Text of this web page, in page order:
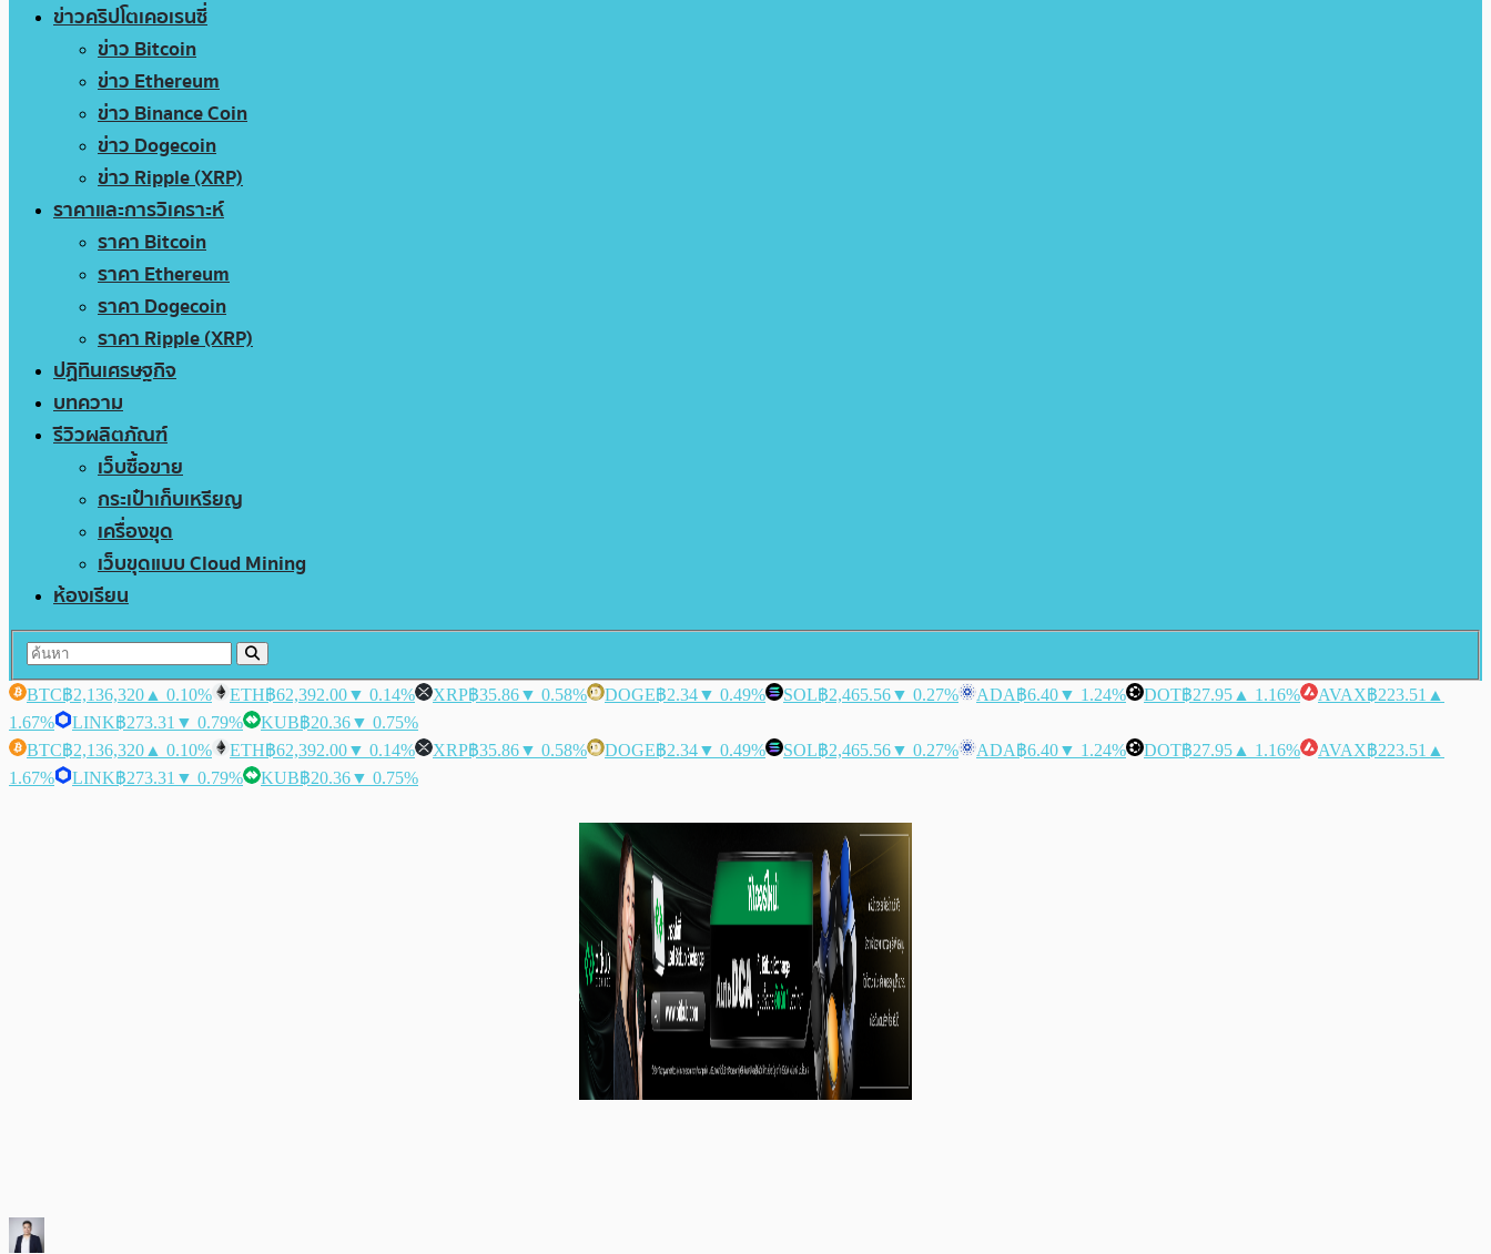
ข่าวคริปโตเคอเรนซี่
ข่าว Bitcoin
ข่าว Ethereum
ข่าว Binance Coin
ข่าว Dogecoin
ข่าว Ripple (XRP)
ราคาและการวิเคราะห์
ราคา Bitcoin
ราคา Ethereum
ราคา Dogecoin
ราคา Ripple (XRP)
ปฏิทินเศรษฐกิจ
บทความ
รีวิวผลิตภัณฑ์
เว็บซื้อขาย
กระเป๋าเก็บเหรียญ
เครื่องขุด
เว็บขุดแบบ Cloud Mining
ห้องเรียน
BTC฿2,136,320 ▲ 0.10% ETH฿62,392.00▼ 0.14% XRP฿35.86▼ 0.58% DOGE฿2.34▼ 0.49% SOL฿2,465.56▼ 0.27% ADA฿6.40▼ 1.24% DOT฿27.95 ▲ 1.16% AVAX฿223.51 ▲
1.67%
LINK฿273.31 ▼ 0.79% KUB฿20.36▼ 0.75%
BTC฿2,136,320 ▲ 0.10% ETH฿62,392.00▼ 0.14% XRP฿35.86▼ 0.58% DOGE฿2.34▼ 0.49% SOL฿2,465.56▼ 0.27% ADA฿6.40▼ 1.24% DOT฿27.95 ▲ 1.16% AVAX฿223.51 ▲
1.67%
LINK฿273.31 ▼ 0.79% KUB฿20.36▼ 0.75%